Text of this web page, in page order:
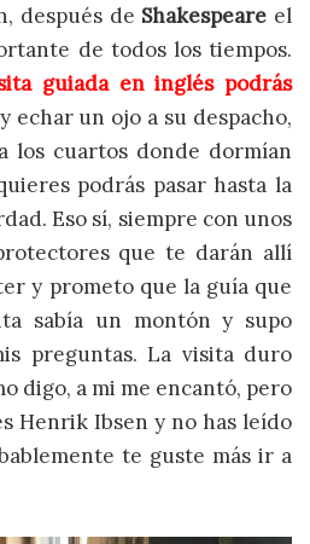
después de Shakespeare el
de todos los tiempos.
guiada en inglés podrás
echar un ojo a su despacho,
los cuartos donde dormían
podrás pasar hasta la
Eso sí, siempre con unos
que te darán allí
y prometo que la guía que
sabía un montón y supo
preguntas. La visita duro
digo, a mi me encantó, pero
Henrik Ibsen y no has leído
te guste más ir a